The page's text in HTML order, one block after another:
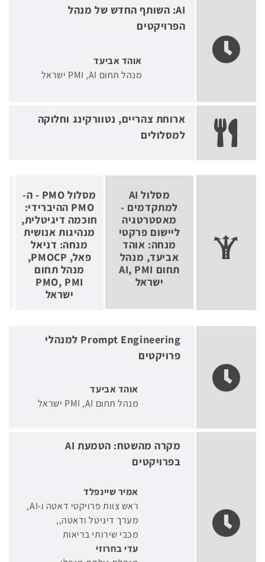
AI: השותף החדש של מנהל
הפרויקטים
אוהד אביעד
מנהל תחום AI PMI ישראל
ארוחת צהריים, נטוורקינג וחלוקה
למסלולים
מסלול AI
למתקדמים -
מאסטרטגיה
ליישום פרקטי
מנחה: אוהד
אביעד, מנהל
תחום AI, PMI
ישראל
מסלול PMO - ה-
PMO ההיברידי:
חוכמה דיגיטלית,
מנהיגות אנושית
מנחה: דניאל
פאל, PMOCP,
מנהל תחום
PMO, PMI
ישראל
Prompt Engineering למנהלי
פרויקטים
אוהד אביעד
מנהל תחום AI PMI ישראל
מקרה מהשטח: הטמעת AI
בפרויקטים
אמיר שיינפלד
ראש צוות פרויקטי דאטה ו-AI,
מערך דיגיטל ודאטה,
מכבי שירותי בריאות
עדי בחרוזי